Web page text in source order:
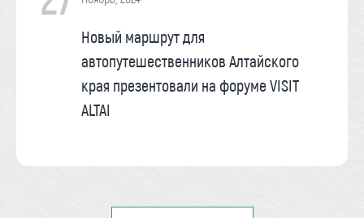
Новый маршрут для
автопутешественников Алтайского
края презентовали на форуме VISIT
ALTAI